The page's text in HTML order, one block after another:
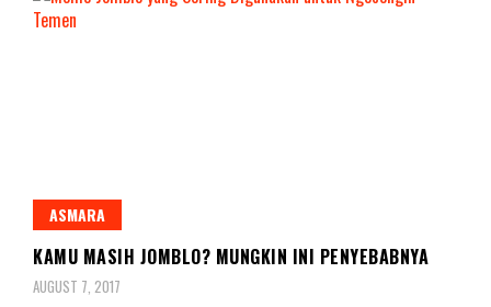
ASMARA
KAMU MASIH JOMBLO? MUNGKIN INI PENYEBABNYA
AUGUST 7, 2017